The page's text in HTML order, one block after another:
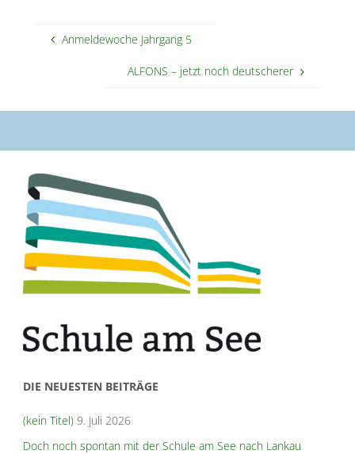
Anmeldewoche Jahrgang 5
ALFONS – jetzt noch deutscherer
DIE NEUESTEN BEITRÄGE
(kein Titel) 9. Juli 2026
Doch noch spontan mit der Schule am See nach Lankau